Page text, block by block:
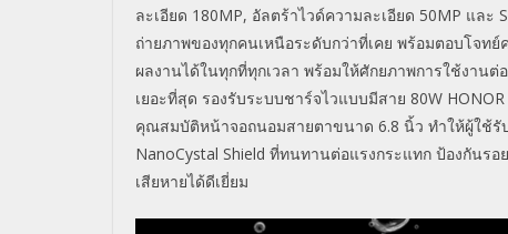
ละเอียด 180MP, อัลตร้าไวด์ความละเอียด 50MP และ
ถ่ายภาพของทุกคนเหนือระดับกว่าที่เคย พร้อมตอบโจท
ผลงานได้ในทุกที่ทุกเวลา พร้อมให้ศักยภาพการใช้งาน
เยอะที่สุด รองรับระบบชาร์จไวแบบมีสาย 80W
คุณสมบัติหน้าจอถนอมสายตาขนาด 6.8 นิ้ว ทำให้ผู้ใช้รั
NanoCystal Shield ที่ทนทานต่อแรงกระแทก ป้องกัน
เสียหายได้ดีเยี่ยม